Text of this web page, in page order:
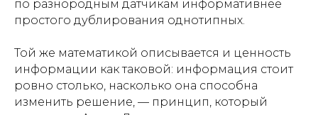
по разнородным датчикам информативнее
простого дублирования однотипных.
Той же математикой описывается и ценность
информации как таковой: информация стоит
ровно столько, насколько она способна
изменить решение, — принцип, который